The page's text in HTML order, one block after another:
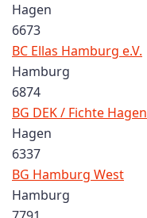
Hagen
6673
BC Ellas Hamburg e.V.
Hamburg
6874
BG DEK / Fichte Hagen
Hagen
6337
BG Hamburg West
Hamburg